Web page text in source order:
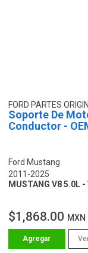
FORD PARTES
Soporte De
Conductor -
Ford Mustang
2011-2025
MUSTANG V8 5.0L -
$1,868.00 MXN